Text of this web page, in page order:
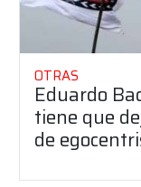
OTRAS
Eduardo
tiene que
de